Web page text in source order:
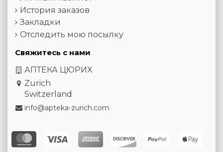
История заказов
Закладки
Отследить мою посылку
Свяжитесь с нами
АПТЕКА ЦЮРИХ
Zurich
Switzerland
info@apteka-zurich.com